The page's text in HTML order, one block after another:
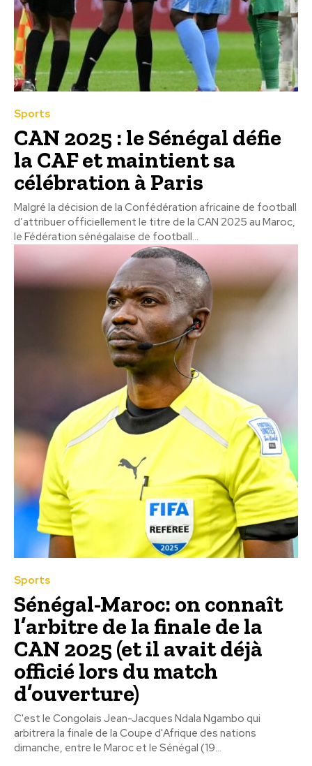
Sports
CAN 2025 : le Sénégal défie
la CAF et maintient sa
célébration à Paris
Malgré la décision de la Confédération africaine de football
d’attribuer officiellement le titre de la CAN 2025 au Maroc,
le Fédération sénégalaise de football...
Sports
Sénégal-Maroc: on connaît
l’arbitre de la finale de la
CAN 2025 (et il avait déjà
officié lors du match
d’ouverture)
C'est le Congolais Jean-Jacques Ndala Ngambo qui
arbitrera la finale de la Coupe d'Afrique des nations
dimanche, entre le Maroc et le Sénégal (19...